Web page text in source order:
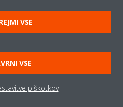
© Daikin
Obvestilo o piškotkih
Načela podjetja
in pogoji
VSE
VSE
piškotkov